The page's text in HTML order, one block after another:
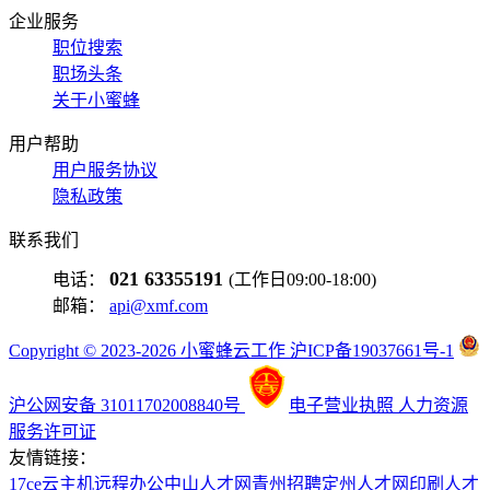
企业服务
职位搜索
职场头条
关于小蜜蜂
用户帮助
用户服务协议
隐私政策
联系我们
电话： 021 63355191 (工作日09:00-18:00)
邮箱： api@xmf.com
Copyright © 2023-2026 小蜜蜂云工作 沪ICP备19037661号-1
沪公网安备 31011702008840号 电子营业执照 人力资源
服务许可证
友情链接：
17ce云主机远程办公中山人才网 青州招聘定州人才网 印刷人才